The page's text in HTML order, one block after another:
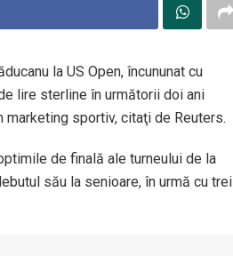
la US Open, încununat cu
lire sterline în următorii doi ani
sportiv, citaţi de Reuters.
de finală ale turneului de la
său la senioare, în urmă cu trei